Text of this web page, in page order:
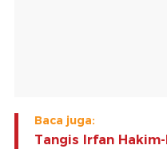
Baca juga:
Tangis Irfan